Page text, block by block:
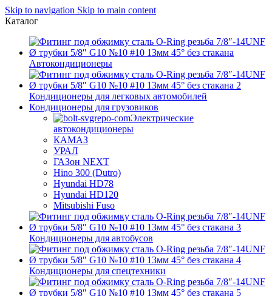
Skip to navigation Skip to main content
Каталог
Автокондиционеры
Кондиционеры для легковых автомобилей
Кондиционеры для грузовиков
Электрические
автокондиционеры
КАМАЗ
УРАЛ
ГАЗон NEXT
Hino 300 (Dutro)
Hyundai HD78
Hyundai HD120
Mitsubishi Fuso
Кондиционеры для автобусов
Кондиционеры для спецтехники